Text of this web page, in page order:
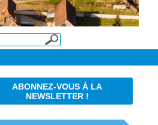
ABONNEZ-VOUS À LA
NEWSLETTER !